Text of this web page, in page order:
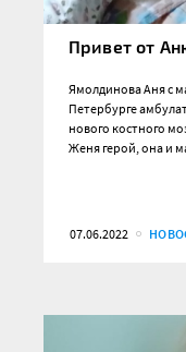
Привет от
Ямолдинова Аня с
Петербурге
нового костного
Женя герой, она и
07.06.2022